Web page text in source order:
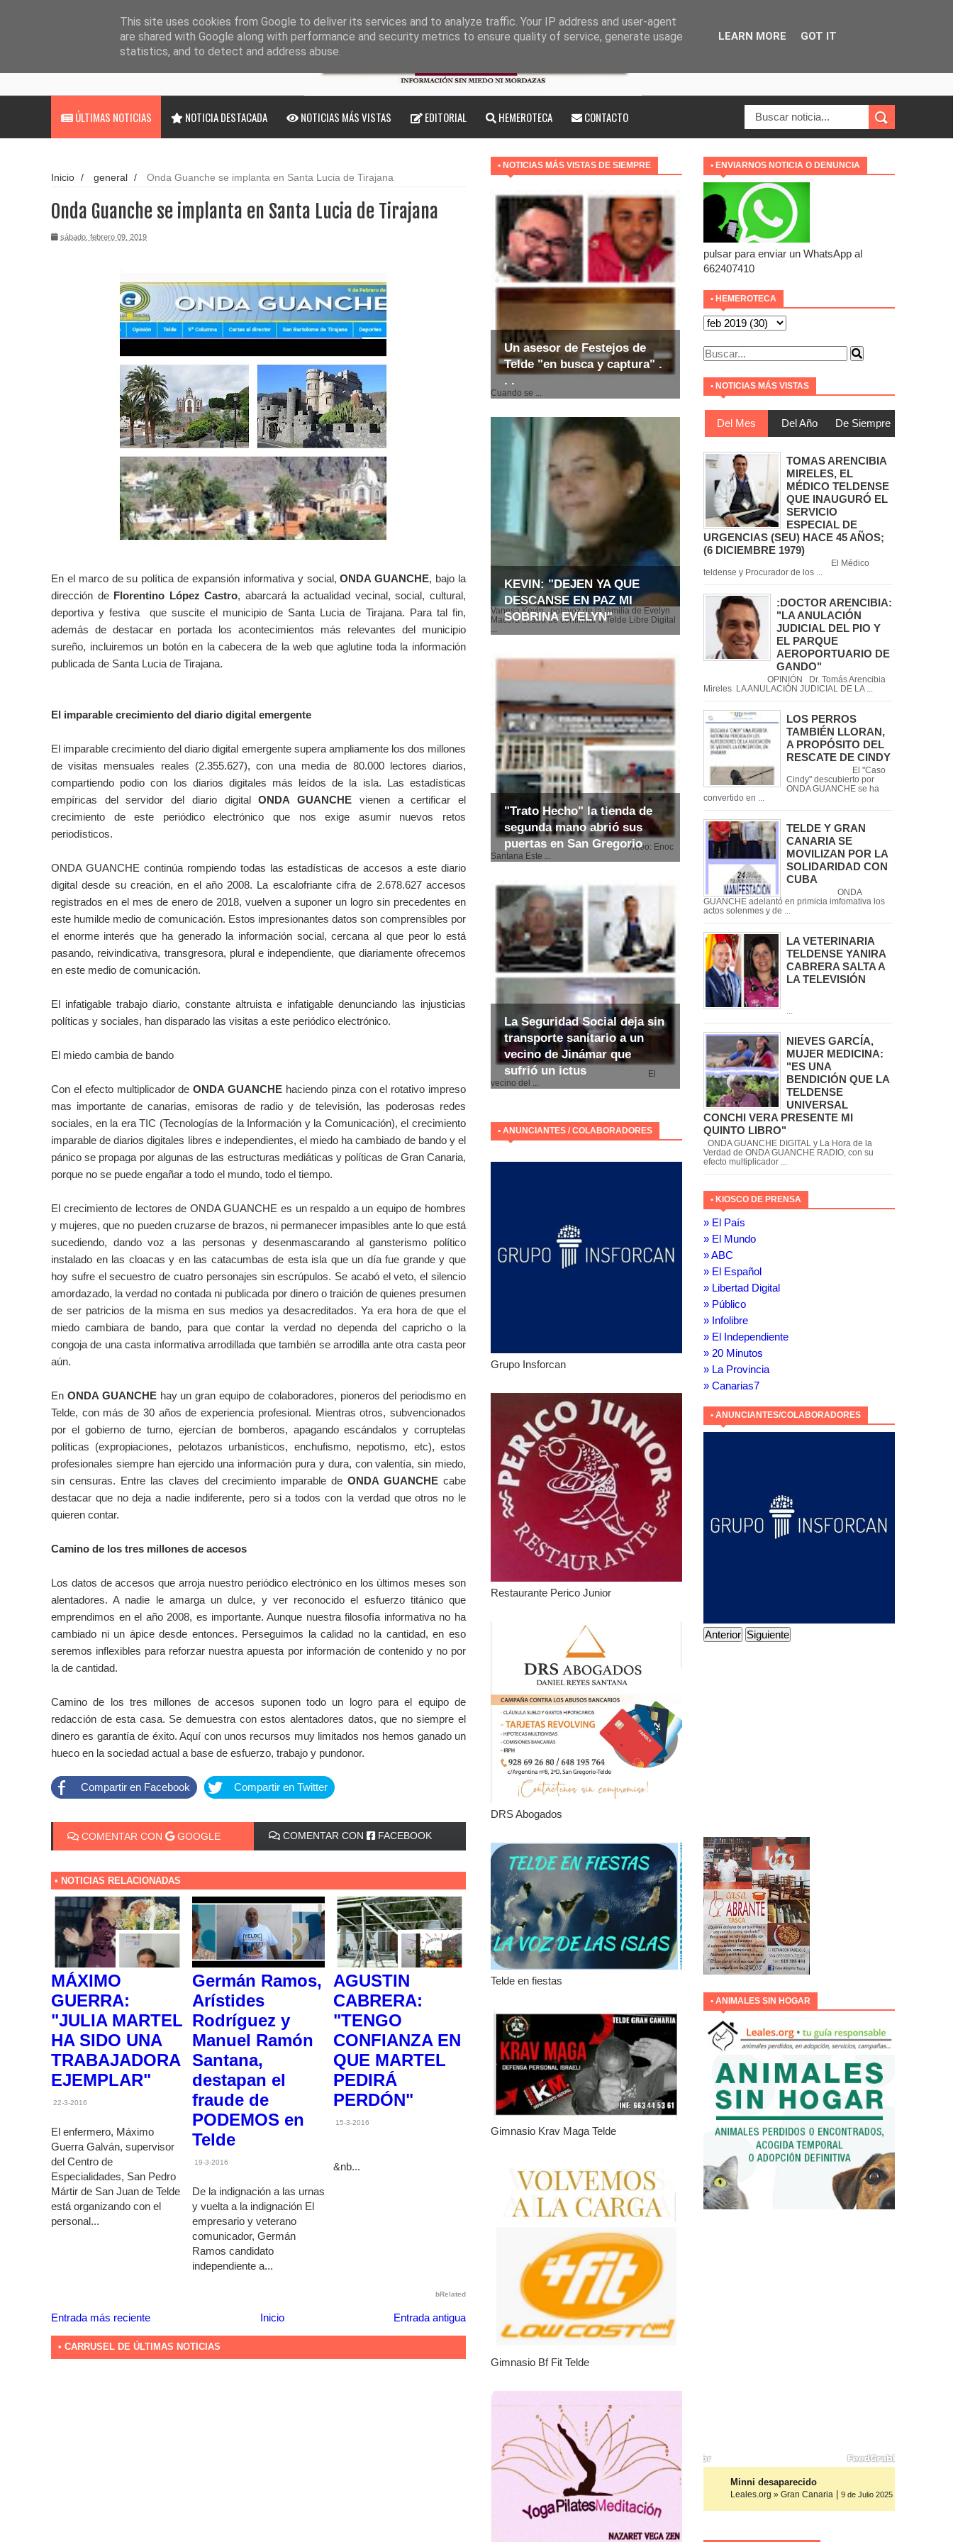
Cargando...
ÚLTIMAS NOTICIAS NOTICIA DESTACADA NOTICIAS MÁS VISTAS EDITORIAL HEMEROTECA CONTACTO
• NOTICIAS MÁS VISTAS DE SIEMPRE
Un asesor de Festejos de
Telde "en busca y captura" .
. .
Cuando se ...
KEVIN: "DEJEN YA QUE
DESCANSE EN PAZ MI
SOBRINA EVELYN"
Vanesa Kevin , potavoz de la familia de Evelyn
Macera acaba de confirmar a Telde Libre Digital
"Trato Hecho" la tienda de
segunda mano abrió sus
puertas en San Gregorio
Video: Enoc
Santana Este ...
La Seguridad Social deja sin
transporte sanitario a un
vecino de Jinámar que
sufrió un ictus
El
vecino del ...
• ANUNCIANTES / COLABORADORES
Grupo Insforcan
Restaurante Perico Junior
DRS Abogados
Telde en fiestas
Gimnasio Krav Maga Telde
Gimnasio Bf Fit Telde
Inicio / general / Onda Guanche se implanta en Santa Lucia de Tirajana
Onda Guanche se implanta en Santa Lucia de Tirajana
sábado, febrero 09, 2019
En el marco de su política de expansión informativa y social,ONDA GUANCHE, bajo la
dirección de Florentino López Castro, abarcará la actualidad vecinal, social, cultural,
deportiva y festiva que suscite el municipio de Santa Lucia de Tirajana. Para tal fin,
además de destacar en portada los acontecimientos más relevantes del municipio
sureño, incluiremos un botón en la cabecera de la web que aglutine toda la información
publicada de Santa Lucia de Tirajana.
El imparable crecimiento del diario digital emergente
El imparable crecimiento del diario digital emergente supera ampliamente los dos millones
de visitas mensuales reales (2.355.627), con una media de 80.000 lectores diarios,
compartiendo podio con los diarios digitales más leídos de la isla. Las estadísticas
empíricas del servidor del diario digitalONDA GUANCHE vienen a certificar el
crecimiento de este periódico electrónico que nos exige asumir nuevos retos
periodísticos.
ONDA GUANCHE continúa rompiendo todas las estadísticas de accesos a este diario
digital desde su creación, en el año 2008. La escalofriante cifra de 2.678.627 accesos
registrados en el mes de enero de 2018, vuelven a suponer un logro sin precedentes en
este humilde medio de comunicación. Estos impresionantes datos son comprensibles por
el enorme interés que ha generado la información social, cercana al que peor lo está
pasando, reivindicativa, transgresora, plural e independiente, que diariamente ofrecemos
en este medio de comunicación.
El infatigable trabajo diario, constante altruista e infatigable denunciando las injusticias
políticas y sociales, han disparado las visitas a este periódico electrónico.
El miedo cambia de bando
Con el efecto multiplicador deONDA GUANCHE haciendo pinza con el rotativo impreso
mas importante de canarias, emisoras de radio y de televisión, las poderosas redes
sociales, en la era TIC (Tecnologías de la Información y la Comunicación), el crecimiento
imparable de diarios digitales libres e independientes, el miedo ha cambiado de bando y el
pánico se propaga por algunas de las estructuras mediáticas y políticas de Gran Canaria,
porque no se puede engañar a todo el mundo, todo el tiempo.
El crecimiento de lectores de ONDA GUANCHE es un respaldo a un equipo de hombres
y mujeres, que no pueden cruzarse de brazos, ni permanecer impasibles ante lo que está
sucediendo, dando voz a las personas y desenmascarando al gansterismo político
instalado en las cloacas y en las catacumbas de esta isla que un día fue grande y que
hoy sufre el secuestro de cuatro personajes sin escrúpulos. Se acabó el veto, el silencio
amordazado, la verdad no contada ni publicada por dinero o traición de quienes presumen
de ser patricios de la misma en sus medios ya desacreditados. Ya era hora de que el
miedo cambiara de bando, para que contar la verdad no dependa del capricho o la
congoja de una casta informativa arrodillada que también se arrodilla ante otra casta peor
aún.
En ONDA GUANCHEhay un gran equipo de colaboradores, pioneros del periodismo en
Telde, con más de 30 años de experiencia profesional. Mientras otros, subvencionados
por el gobierno de turno, ejercían de bomberos, apagando escándalos y corruptelas
políticas (expropiaciones, pelotazos urbanísticos, enchufismo, nepotismo, etc), estos
profesionales siempre han ejercido una información pura y dura, con valentía, sin miedo,
sin censuras. Entre las claves del crecimiento imparable deONDA GUANCHEcabe
destacar que no deja a nadie indiferente, pero si a todos con la verdad que otros no le
quieren contar.
Camino de los tres millones de accesos
Los datos de accesos que arroja nuestro periódico electrónico en los últimos meses son
alentadores. A nadie le amarga un dulce, y ver reconocido el esfuerzo titánico que
emprendimos en el año 2008, es importante. Aunque nuestra filosofía informativa no ha
cambiado ni un ápice desde entonces. Perseguimos la calidad no la cantidad, en eso
seremos inflexibles para reforzar nuestra apuesta por información de contenido y no por
la de cantidad.
Camino de los tres millones de accesos suponen todo un logro para el equipo de
redacción de esta casa. Se demuestra con estos alentadores datos, que no siempre el
dinero es garantía de éxito. Aquí con unos recursos muy limitados nos hemos ganado un
hueco en la sociedad actual a base de esfuerzo, trabajo y pundonor.
Compartir en Facebook Compartir en Twitter
COMENTAR CON GOOGLE COMENTAR CON FACEBOOK
• NOTICIAS RELACIONADAS
MÁXIMO
GUERRA:
"JULIA MARTEL
HA SIDO UNA
TRABAJADORA
EJEMPLAR"
22-3-2016
El enfermero, Máximo
Guerra Galván, supervisor
del Centro de
Especialidades, San Pedro
Mártir de San Juan de Telde
está organizando con el
personal...
Germán Ramos,
Arístides
Rodríguez y
Manuel Ramón
Santana,
destapan el
fraude de
PODEMOS en
Telde
19-3-2016
De la indignación a las urnas
y vuelta a la indignación El
empresario y veterano
comunicador, Germán
Ramos candidato
independiente a...
AGUSTIN
CABRERA:
"TENGO
CONFIANZA EN
QUE MARTEL
PEDIRÁ
PERDÓN"
15-3-2016
&nb...
bRelated
Entrada más reciente Entrada antigua
Inicio
• CARRUSEL DE ÚLTIMAS NOTICIAS
• ENVIARNOS NOTICIA O DENUNCIA
pulsar para enviar un WhatsApp al
662407410
• HEMEROTECA
• NOTICIAS MÁS VISTAS
Del Mes Del Año De Siempre
TOMAS ARENCIBIA
MIRELES, EL
MÉDICO TELDENSE
QUE INAUGURÓ EL
SERVICIO
ESPECIAL DE
URGENCIAS (SEU) HACE 45 AÑOS;
(6 DICIEMBRE 1979)
El Médico
teldense y Procurador de los ...
:DOCTOR ARENCIBIA:
"LA ANULACIÓN
JUDICIAL DEL PIO Y
EL PARQUE
AEROPORTUARIO DE
GANDO"
OPINIÓN Dr. Tomás Arencibia
Mireles LA ANULACIÓN JUDICIAL DE LA ...
LOS PERROS
TAMBIÉN LLORAN,
A PROPÓSITO DEL
RESCATE DE CINDY
El "Caso
Cindy" descubierto por
ONDA GUANCHE se ha
convertido en ...
TELDE Y GRAN
CANARIA SE
MOVILIZAN POR LA
SOLIDARIDAD CON
CUBA
ONDA
GUANCHE adelantó en primicia imfomativa los
actos solenmes y de ...
LA VETERINARIA
TELDENSE YANIRA
CABRERA SALTA A
LA TELEVISIÓN
NIEVES GARCÍA,
MUJER MEDICINA:
"ES UNA
BENDICIÓN QUE LA
TELDENSE
UNIVERSAL
CONCHI VERA PRESENTE MI
QUINTO LIBRO"
ONDA GUANCHE DIGITAL y La Hora de la
Verdad de ONDA GUANCHE RADIO, con su
efecto multiplicador ...
• KIOSCO DE PRENSA
» El País
» El Mundo
» ABC
» El Español
» Libertad Digital
» Público
» Infolibre
» El Independiente
» 20 Minutos
» La Provincia
» Canarias7
• ANUNCIANTES/COLABORADORES
Anterior Siguiente
• ANIMALES SIN HOGAR
No tengo para alimentarlos, ayuda
Leales.org » Gran Canaria |
Minni desaparecido
Leales.org » Gran Canaria | 9 de Julio 2025
This site uses cookies from Google to deliver its services and to analyze traffic. Your IP address and user-agent
are shared with Google along with performance and security metrics to ensure quality of service, generate usage
statistics, and to detect and address abuse.
LEARN MORE GOT IT